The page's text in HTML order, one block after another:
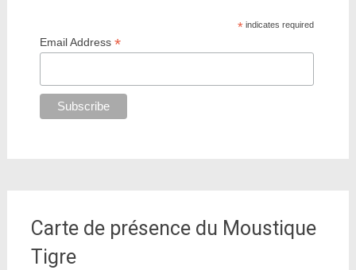
*indicates required
Email Address*
Carte de présence du Moustique
Tigre